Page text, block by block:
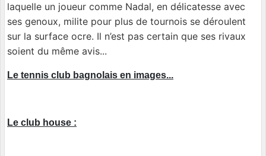
laquelle un joueur comme Nadal, en délicatesse avec
ses genoux, milite pour plus de tournois se déroulent
sur la surface ocre. Il n’est pas certain que ses rivaux
soient du même avis...
Le tennis club bagnolais en images...
Le club house :